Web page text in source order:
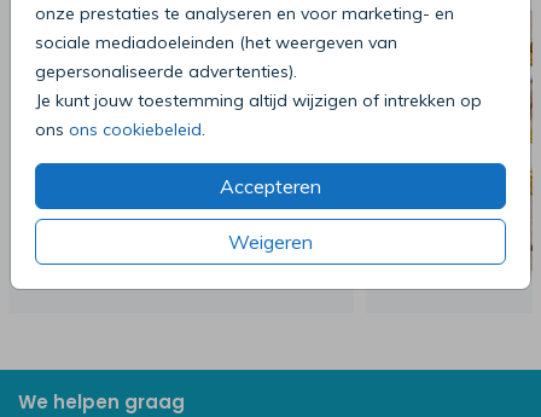
onze prestaties te analyseren en voor marketing- en
sociale mediadoeleinden (het weergeven van
gepersonaliseerde advertenties).
Je kunt jouw toestemming altijd wijzigen of intrekken op
ons ons cookiebeleid
Accepteren
Weigeren
We helpen graag